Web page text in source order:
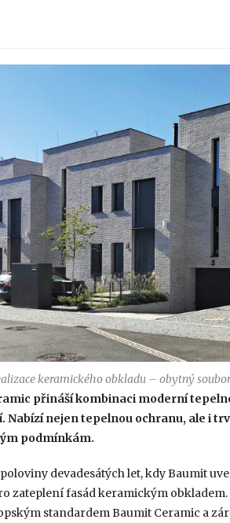
keramického obkladu – obytný
přináší kombinaci moderní
Nabízí nejen tepelnou ochranu, ale i
podmínkám.
devadesátých let, kdy Baumit
zateplení fasád keramickým
standardem Baumit Ceramic a